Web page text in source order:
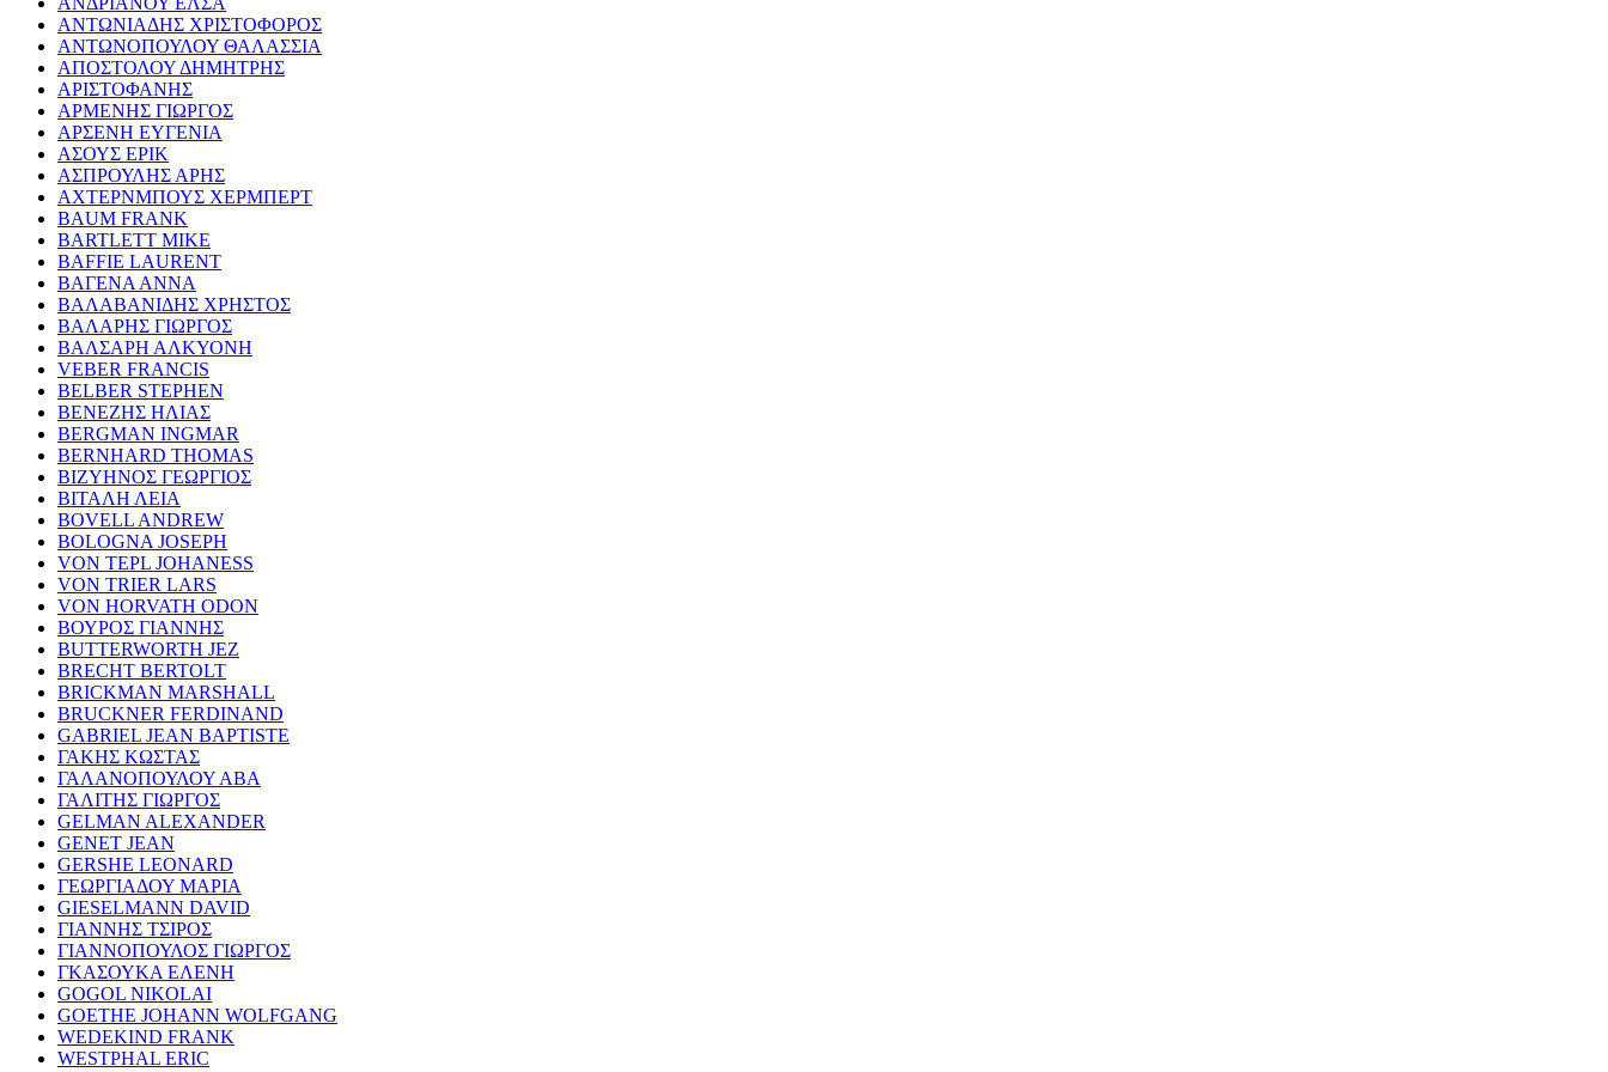
ΑΝΤΩΝΙΑΔΗΣ ΧΡΙΣΤΟΦΟΡΟΣ
ΑΝΤΩΝΟΠΟΥΛΟΥ ΘΑΛΑΣΣΙΑ
ΑΠΟΣΤΟΛΟΥ ΔΗΜΗΤΡΗΣ
ΑΡΙΣΤΟΦΑΝΗΣ
ΑΡΜΕΝΗΣ ΓΙΩΡΓΟΣ
ΑΡΣΕΝΗ ΕΥΓΕΝΙΑ
ΑΣΟΥΣ ΕΡΙΚ
ΑΣΠΡΟΥΛΗΣ ΑΡΗΣ
ΑΧΤΕΡΝΜΠΟΥΣ ΧΕΡΜΠΕΡΤ
BAUM FRANK
BARTLETT MIKE
BAFFIE LAURENT
ΒΑΓΕΝΑ ΑΝΝΑ
ΒΑΛΑΒΑΝΙΔΗΣ ΧΡΗΣΤΟΣ
ΒΑΛΑΡΗΣ ΓΙΩΡΓΟΣ
ΒΑΛΣΑΡΗ ΑΛΚΥΟΝΗ
VEBER FRANCIS
BELBER STEPHEN
ΒΕΝΕΖΗΣ ΗΛΙΑΣ
BERGMAN INGMAR
BERNHARD THOMAS
ΒΙΖΥΗΝΟΣ ΓΕΩΡΓΙΟΣ
ΒΙΤΑΛΗ ΛΕΙΑ
BOVELL ANDREW
BOLOGNA JOSEPH
VON TEPL JOHANESS
VON TRIER LARS
VON HORVATH ODON
ΒΟΥΡΟΣ ΓΙΑΝΝΗΣ
BUTTERWORTH JEZ
BRECHT BERTOLT
BRICKMAN MARSHALL
BRUCKNER FERDINAND
GABRIEL JEAN BAPTISTE
ΓΑΚΗΣ ΚΩΣΤΑΣ
ΓΑΛΑΝΟΠΟΥΛΟΥ ΑΒΑ
ΓΑΛΙΤΗΣ ΓΙΩΡΓΟΣ
GELMAN ALEXANDER
GENET JEAN
GERSHE LEONARD
ΓΕΩΡΓΙΑΔΟΥ ΜΑΡΙΑ
GIESELMANN DAVID
ΓΙΑΝΝΗΣ ΤΣΙΡΟΣ
ΓΙΑΝΝΟΠΟΥΛΟΣ ΓΙΩΡΓΟΣ
ΓΚΑΣΟΥΚΑ ΕΛΕΝΗ
GOGOL NIKOLAI
GOETHE JOHANN WOLFGANG
WEDEKIND FRANK
WESTPHAL ERIC